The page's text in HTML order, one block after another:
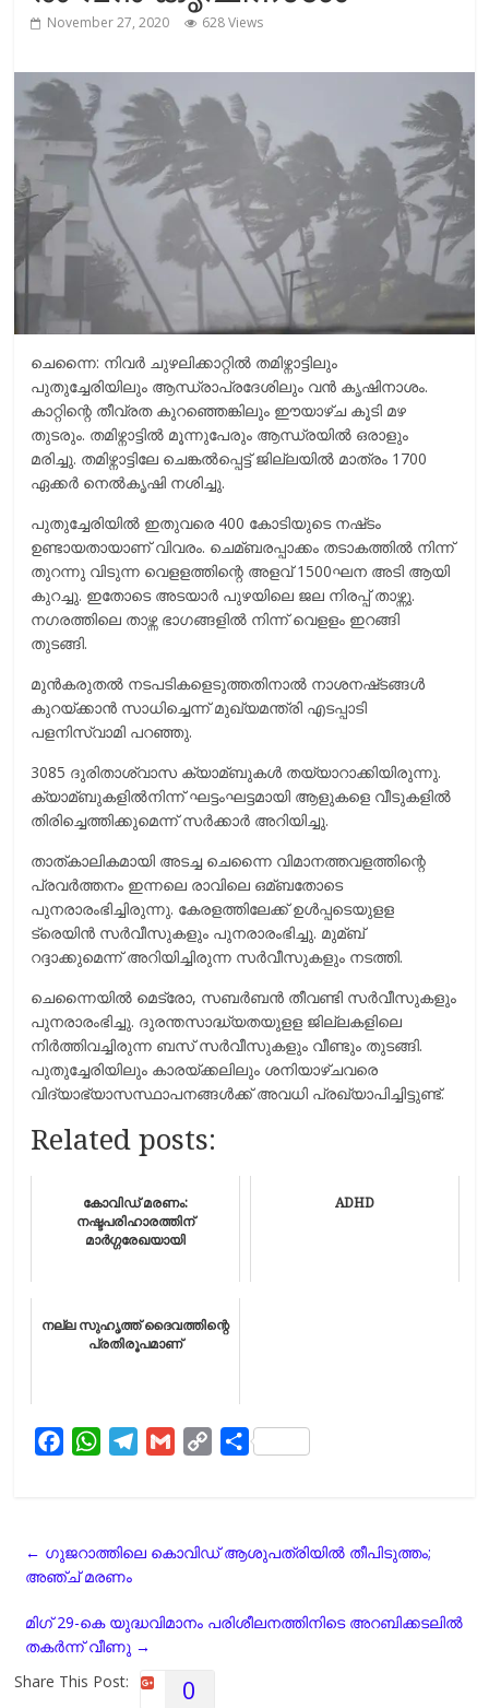
November 27, 2020 628 Views
ചെന്നൈ: നിവര്‍ ചുഴലിക്കാറ്റില്‍ തമിഴ്നാട്ടിലും
പുതുച്ചേരിയിലും ആന്ധ്രാപ്രദേശിലും വന്‍ കൃഷിനാശം.
കാറ്റിന്റെ തീവ്രത കുറ‍ഞ്ഞെങ്കിലും ഈയാഴ്‌ച കൂടി മഴ
തുടരും. തമിഴ്നാട്ടില്‍ മൂന്നുപേരും ആന്ധ്രയില്‍ ഒരാളും
മരിച്ചു. തമിഴ്നാട്ടിലേ ചെങ്കല്‍പ്പെട്ട്‌ ജില്ലയില്‍ മാത്രം 1700
ഏക്കര്‍ നെല്‍കൃഷി നശിച്ചു.
പുതുച്ചേരിയില്‍ ഇതുവരെ 400 കോടിയുടെ നഷ്‌ടം
ഉണ്ടായതായാണ് വിവരം. ചെമ്ബരപ്പാക്കം തടാകത്തില്‍ നിന്ന്
തുറന്നു വിടുന്ന വെളളത്തിന്റെ അളവ് 1500ഘന അടി ആയി
കുറച്ചു. ഇതോടെ അടയാര്‍ പുഴയിലെ ജല നിരപ്പ് താഴ്ന്നു.
നഗരത്തിലെ താഴ്ന്ന ഭാഗങ്ങളില്‍ നിന്ന് വെളളം ഇറങ്ങി
തുടങ്ങി.
മുന്‍കരുതല്‍ നടപടികളെടുത്തതിനാല്‍ നാശനഷ്‌ടങ്ങള്‍
കുറയ്‌ക്കാന്‍ സാധിച്ചെന്ന് മുഖ്യമന്ത്രി എടപ്പാടി
പളനിസ്വാമി പറഞ്ഞു.
3085 ദുരിതാശ്വാസ ക്യാമ്ബുകള്‍ തയ്യാറാക്കിയിരുന്നു.
ക്യാമ്ബുകളില്‍നിന്ന് ഘട്ടംഘട്ടമായി ആളുകളെ വീടുകളില്‍
തിരിച്ചെത്തിക്കുമെന്ന് സര്‍ക്കാര്‍ അറിയിച്ചു.
താത്കാലികമായി അടച്ച ചെന്നൈ വിമാനത്തവളത്തിന്റെ
പ്രവര്‍ത്തനം ഇന്നലെ രാവിലെ ഒമ്ബതോടെ
പുനരാരംഭിച്ചിരുന്നു. കേരളത്തിലേക്ക് ഉള്‍പ്പടെയുളള
ട്രെയിന്‍ സര്‍വീസുകളും പുനരാരംഭിച്ചു. മുമ്ബ്
റദ്ദാക്കുമെന്ന് അറിയിച്ചിരുന്ന സര്‍വീസുകളും നടത്തി.
ചെന്നൈയില്‍ മെട്രോ, സബര്‍ബന്‍ തീവണ്ടി സര്‍വീസുകളും
പുനരാരംഭിച്ചു. ദുരന്തസാദ്ധ്യതയുളള ജില്ലകളിലെ
നിര്‍ത്തിവച്ചിരുന്ന ബസ് സര്‍വീസുകളും വീണ്ടും തുടങ്ങി.
പുതുച്ചേരിയിലും കാരയ്ക്കലിലും ശനിയാഴ്ചവരെ
വിദ്യാഭ്യാസസ്ഥാപനങ്ങള്‍ക്ക് അവധി പ്രഖ്യാപിച്ചിട്ടുണ്ട്.
Related posts:
കോവിഡ് മരണം:
നഷ്ടപരിഹാരത്തിന്
മാർഗ്ഗരേഖയായി
ADHD
നല്ല സുഹൃത്ത് ദൈവത്തിന്റെ
പ്രതിരൂപമാണ്
b
o
o
k
W
s
A
p
g
l
L
S
e
← ഗുജറാത്തിലെ കൊവിഡ് ആശുപത്രിയിൽ തീപിടുത്തം;
അഞ്ച് മരണം
മിഗ് 29-കെ യുദ്ധവിമാനം പരിശീലനത്തിനിടെ അറബിക്കടലില്‍
തകര്‍ന്ന് വീണു →
Share This Post:
0
k